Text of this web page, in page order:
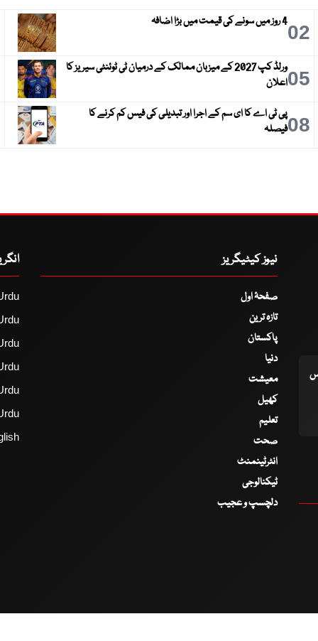
024 روز میں سونے کی قیمت میں بڑا اضافہ
05
ورلڈ کپ 2027 کے میزبان ممالک کے درمیان ٹی ٹوئنٹی سیریز کا
اعلان
08پی ٹی اے کا ای سم کے اجرا اور تبدیلی کی فیس کم کرنے کا
فیصلہ
نیوز کیٹیگریز
صفحۂ اول
تازہ ترین
پاکستان
دنیا
معیشت
کھیل
تعلیم
صحت
انٹرٹینمنٹ
ٹیکنالوجی
دلچسپ و عجیب